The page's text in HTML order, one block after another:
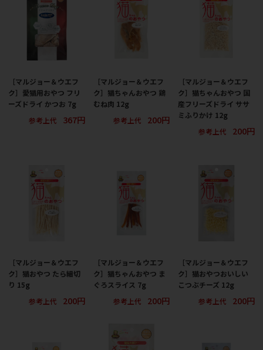
［マルジョー＆ウエフ
ク］愛猫用おやつ フリ
ーズドライ かつお 7g
参考上代
367円
［マルジョー＆ウエフ
ク］猫ちゃんおやつ 鶏
むね肉 12g
参考上代
200円
［マルジョー＆ウエフ
ク］猫ちゃんおやつ 国
産フリーズドライ ササ
ミふりかけ 12g
参考上代
200円
［マルジョー＆ウエフ
ク］猫おやつ たら細切
り 15g
参考上代
200円
［マルジョー＆ウエフ
ク］猫ちゃんおやつ ま
ぐろスライス 7g
参考上代
200円
［マルジョー＆ウエフ
ク］猫おやつおいしい
こつぶチーズ 12g
参考上代
200円